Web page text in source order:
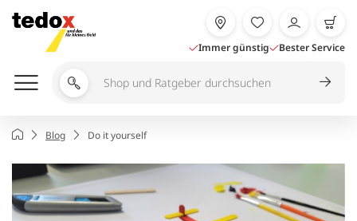
Inhalt
springen
Immer günstig Bester Service
Shop
Ratgeber
durchsuchen
Startseite
Blog Do it yourself